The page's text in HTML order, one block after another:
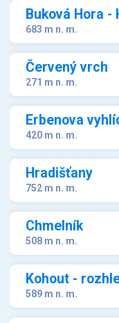
Buková Hora
683 m n. m.
Červený vrch
271 m n. m.
Erbenova
420 m n. m.
Hradišťany
752 m n. m.
Chmelník
508 m n. m.
Kohout -
589 m n. m.